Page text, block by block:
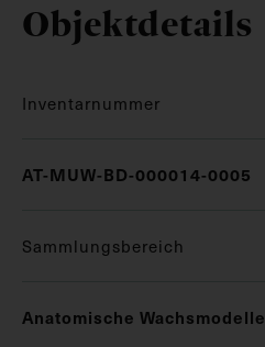
Objektdetails
Inventarnummer
AT-MUW-BD-000014-0005
Sammlungsbereich
Anatomische Wachsmodelle